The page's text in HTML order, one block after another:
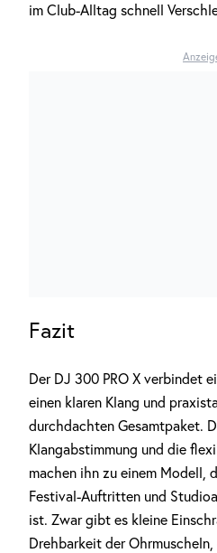
im Club-Alltag schnell
Fazit
Der DJ 300 PRO X verbindet
einen klaren Klang und
durchdachten Gesamtpaket.
Klangabstimmung und die
machen ihn zu einem Modell,
Festival-Auftritten und
ist. Zwar gibt es kleine
Drehbarkeit der